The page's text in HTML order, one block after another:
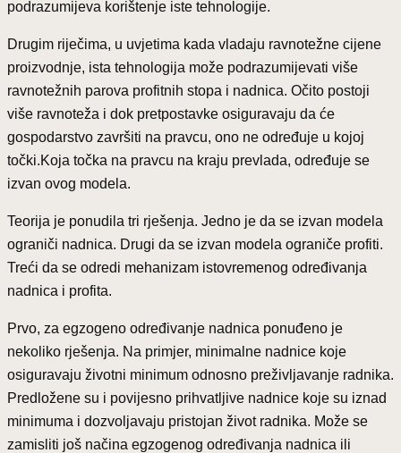
podrazumijeva korištenje iste tehnologije.
Drugim riječima, u uvjetima kada vladaju ravnotežne cijene
proizvodnje, ista tehnologija može podrazumijevati više
ravnotežnih parova profitnih stopa i nadnica. Očito postoji
više ravnoteža i dok pretpostavke osiguravaju da će
gospodarstvo završiti na pravcu, ono ne određuje u kojoj
točki.Koja točka na pravcu na kraju prevlada, određuje se
izvan ovog modela.
Teorija je ponudila tri rješenja. Jedno je da se izvan modela
ograniči nadnica. Drugi da se izvan modela ograniče profiti.
Treći da se odredi mehanizam istovremenog određivanja
nadnica i profita.
Prvo, za egzogeno određivanje nadnica ponuđeno je
nekoliko rješenja. Na primjer, minimalne nadnice koje
osiguravaju životni minimum odnosno preživljavanje radnika.
Predložene su i povijesno prihvatljive nadnice koje su iznad
minimuma i dozvoljavaju pristojan život radnika. Može se
zamisliti još načina egzogenog određivanja nadnica ili